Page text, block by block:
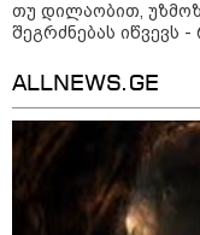
კატეგორიის
თუ დილაობით,
შეგრძნებას იწვევს
ALLNEWS.GE